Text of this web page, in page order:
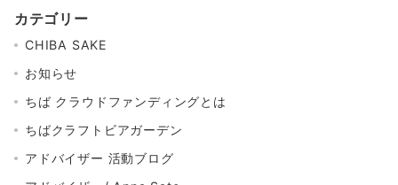
カテゴリー
CHIBA SAKE
お知らせ
ちば クラウドファンディングとは
ちばクラフトビアガーデン
アドバイザー 活動ブログ